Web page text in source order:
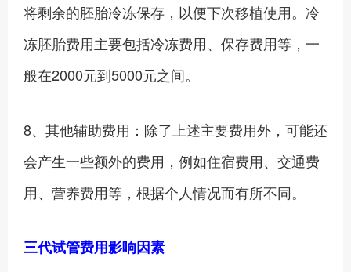
将剩余的胚胎冷冻保存，以便下次移植使用。冷
冻胚胎费用主要包括冷冻费用、保存费用等，一
般在2000元到5000元之间。
8、其他辅助费用：除了上述主要费用外，可能还
会产生一些额外的费用，例如住宿费用、交通费
用、营养费用等，根据个人情况而有所不同。‍
三代试管费用影响因素